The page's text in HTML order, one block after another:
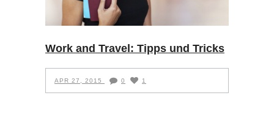
Work and Travel: Tipps und Tricks
APR 27, 2015 0 1